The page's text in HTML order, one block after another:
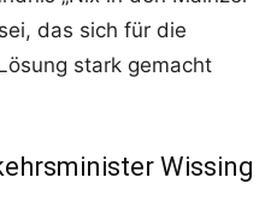
das sich für die
stark gemacht
Wissing